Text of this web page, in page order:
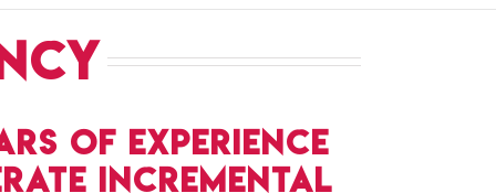
of experience
incremental